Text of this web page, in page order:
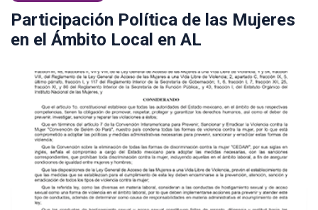
Participación Política de las Mujeres
en el Ámbito Local en AL